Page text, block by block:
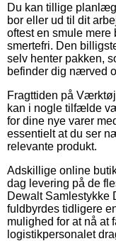
Du kan tillige
bor eller ud til dit
oftest en smule
smertefri. Den
selv henter pakken,
befinder dig nærved
Fragttiden på
kan i nogle tilfælde
for dine nye varer
essentielt at du ser
relevante produkt.
Adskillige online
dag levering på de
Dewalt Samlestykke
fuldbyrdes tidligere
mulighed for at nå at
logistikpersonalet